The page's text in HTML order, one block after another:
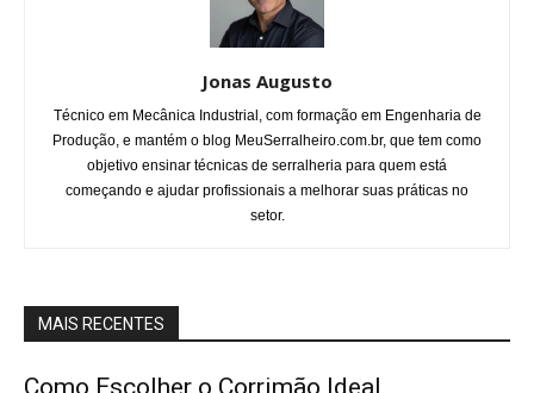
Jonas Augusto
Técnico em Mecânica Industrial, com formação em Engenharia de
Produção, e mantém o blog MeuSerralheiro.com.br, que tem como
objetivo ensinar técnicas de serralheria para quem está
começando e ajudar profissionais a melhorar suas práticas no
setor.
MAIS RECENTES
Como Escolher o Corrimão Ideal